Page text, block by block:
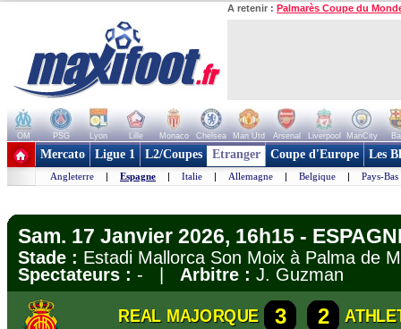
A retenir : Palmarès Coupe du
OM PSG Lyon Lille Monaco Chelsea Man Utd Arsenal Liverpool ManCity
+ de clubs
Mercato Ligue 1 L2/Coupes Etranger Coupe d'Europe Les
Angleterre | Espagne | Italie | Allemagne | Belgique | Pays-Bas
Sam. 17 Janvier 2026, 16h15 -
Stade : Estadi Mallorca Son Moix à Palma
Spectateurs : - | Arbitre : J. Guzman
REAL MAJORQUE 3 2